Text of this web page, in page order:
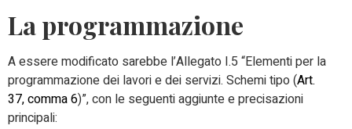
La programmazione
A essere modificato sarebbe l’Allegato I.5 “Elementi per la
programmazione dei lavori e dei servizi. Schemi tipo (Art.
37, comma 6)”, con le seguenti aggiunte e precisazioni
principali: